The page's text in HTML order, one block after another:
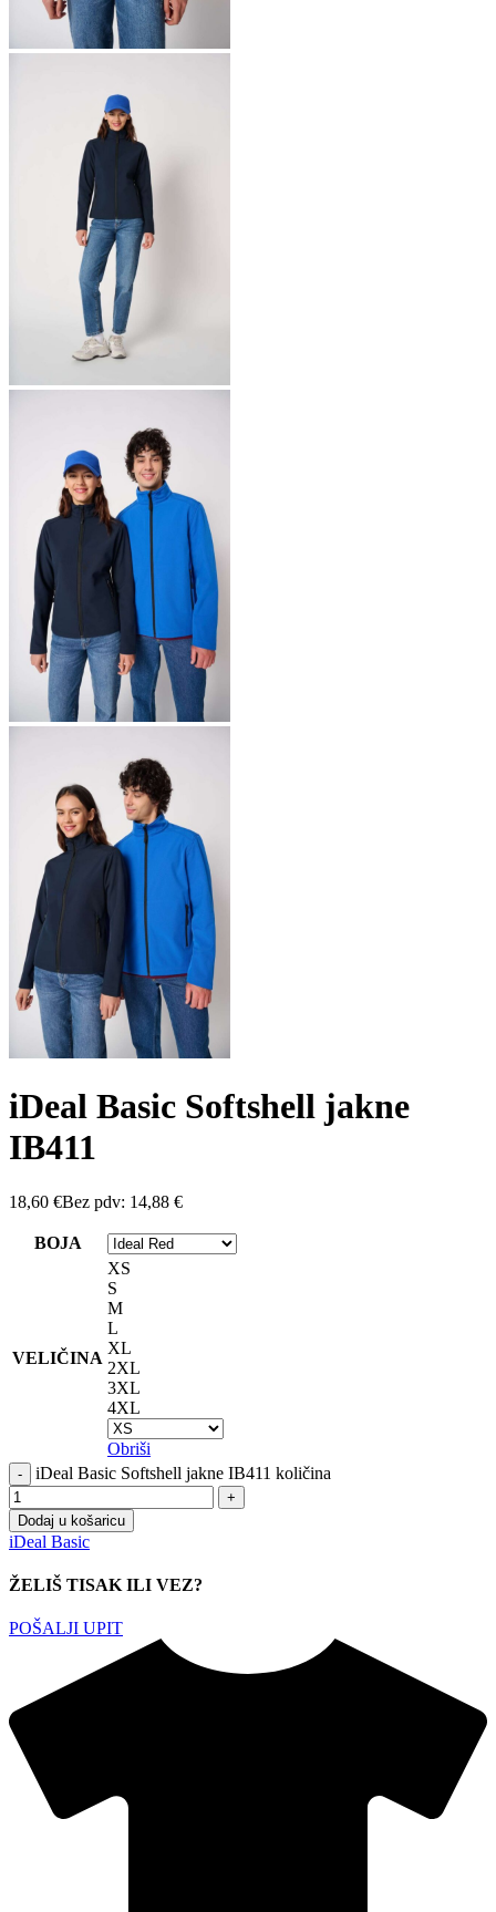
iDeal Basic Softshell jakne
IB411
18,60 €Bez pdv: 14,88 €
BOJA
VELIČINA
XS
S
M
L
XL
2XL
3XL
4XL
Obriši
iDeal Basic Softshell jakne IB411 količina
Dodaj u košaricu
iDeal Basic
ŽELIŠ TISAK ILI VEZ?
POŠALJI UPIT